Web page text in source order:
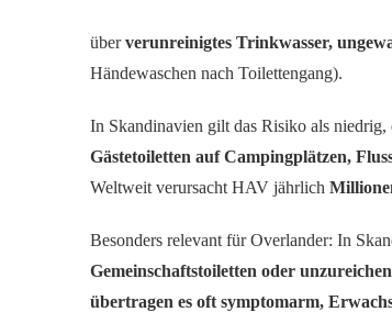
überverunreinigtes Trinkwasser,
Händewaschen nach Toilettengang).
In Skandinavien gilt das Risiko als niedrig,
Gästetoiletten auf Campingplätzen,
Weltweit verursacht HAV jährlich
Besonders relevant für Overlander: In
Gemeinschaftstoiletten oder
übertragen es oft symptomarm,